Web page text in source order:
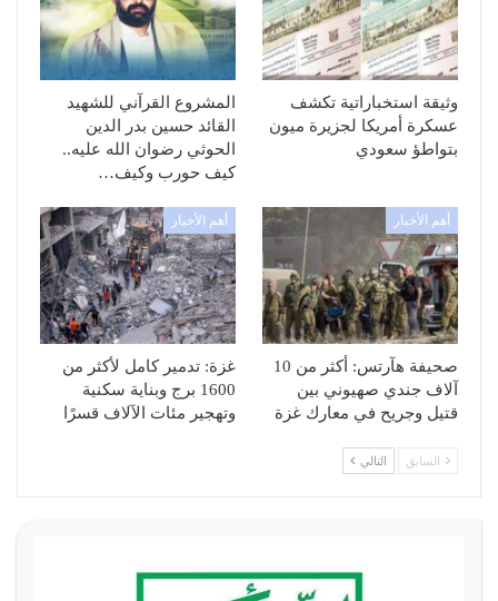
وثيقة استخباراتية تكشف
عسكرة أمريكا لجزيرة ميون
بتواطؤ سعودي
المشروع القرآني للشهيد
القائد حسين بدر الدين
الحوثي رضوان الله عليه..
كيف حورب وكيف…
أهم الأخبار
صحيفة هآرتس: أكثر من 10
آلاف جندي صهيوني بين
قتيل وجريح في معارك غزة
أهم الأخبار
غزة: تدمير كامل لأكثر من
1600 برج وبناية سكنية
وتهجير مئات الآلاف قسرًا
السابق التالي